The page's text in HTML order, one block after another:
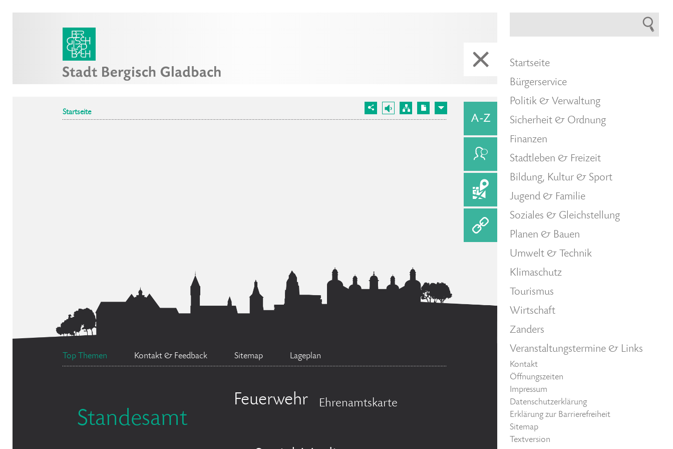
Startseite
Top Themen Kontakt & Feedback Sitemap Lageplan
Standesamt
Feuerwehr Ehrenamtskarte
Startseite
Bürgerservice
Politik & Verwaltung
Sicherheit & Ordnung
Finanzen
Stadtleben & Freizeit
Bildung, Kultur & Sport
Jugend & Familie
Soziales & Gleichstellung
Planen & Bauen
Umwelt & Technik
Klimaschutz
Tourismus
Wirtschaft
Zanders
Veranstaltungstermine & Links
Kontakt
Öffnungszeiten
Impressum
Datenschutzerklärung
Erklärung zur Barrierefreiheit
Sitemap
Textversion